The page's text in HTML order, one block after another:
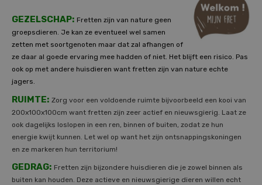
GEZELSCHAP: Fretten zijn van nature geen
groepsdieren. Je kan ze eventueel wel samen
zetten met soortgenoten maar dat zal afhangen of
ze daar al goede ervaring mee hadden of niet. Het blijft een risico. Pas
ook op met andere huisdieren want fretten zijn van nature echte
jagers.
RUIMTE: Zorg voor een voldoende ruimte bijvoorbeeld een kooi van
200x100x100cm want fretten zijn zeer actief en nieuwsgierig. Laat ze
ook dagelijks loslopen in een ren, binnen of buiten, zodat ze hun
energie kwijt kunnen. Let wel op want het zijn ontsnappingskoningen
en ze markeren hun territorium!
GEDRAG: Fretten zijn bijzondere huisdieren die je zowel binnen als
buiten kan houden. Deze actieve en nieuwsgierige dieren willen echt